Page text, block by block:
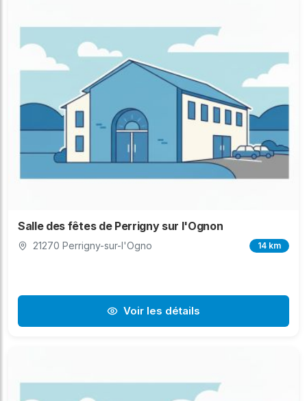
Salle des fêtes de Perrigny sur l'Ognon
21270 Perrigny-sur-l'Ogno 14 km
Voir les détails